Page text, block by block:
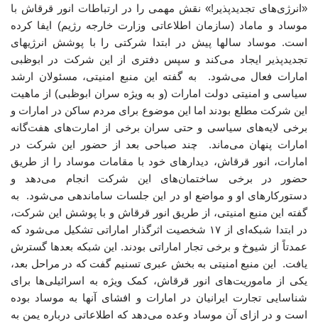
«انرژی‌های تجدیدپذیر!» نقش مهمی را در ارتباطات انور قرقاش با
موساد و ماماد (سازمان اطلاعاتی وزارت خارجه رژیم) ایفا کرده
است. موساد سالها پیش در ابتدا شرکتی را با پوشش انرژیهای
تجدیدپذیر ایجاد می‌کند و سپس دفتری از این شرکت در ابوظبی
امارات فعال می‌شود. به گفته این منبع امنیتی، مسئولان ارشد
سیاسی و امنیتی دولت امارات (و به ویژه سران ابوظبی) از ماهیت
این شرکت مطلع بودند اما این موضوع برای مردم ساکن در امارات و
برخی لایه‌های سیاسی و حتی سران برخی از امارت‌های هفت‌گانه
امارات پنهان می‌ماند. چند صباحی بعد از حضور این شرکت در
امارات، انور قرقاش، دیدارهای خود با مقامات موساد را از طریق
حضور در برخی ساختمان‌های این شرکت انجام می‌دهد و
دستورکارهای او و مواضع او در این جلسات ساماندهی می‌شود. به
گفته این منبع امنیتی، از طریق انور قرقاش و با پوشش این شرکت،
در ابتدا شبکه‌ای از ۱۷ شخصیت اثرگذار اماراتی تشکیل می‌شود که
عمدتاً از شیوخ و برخی تجار اماراتی بودند. این شبکه بعدها گسترش
یافت. این منبع امنیتی به بخش عبری تسنیم گفت که در مراحل بعد،
یکی از ماموریت‌های انور قرقاش، کمک ویژه به اسرائیلی‌ها برای
شناسایی تجارت ایرانیان در امارات و افشای آنها به موساد بوده
است و در ازای آن موساد وعده می‌دهد که اطلاعاتی درباره یمن به